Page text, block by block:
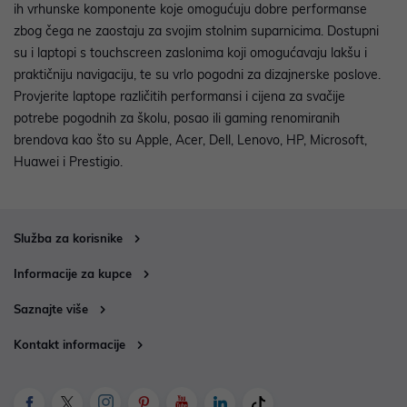
ih vrhunske komponente koje omogućuju dobre performanse
zbog čega ne zaostaju za svojim stolnim suparnicima. Dostupni
su i laptopi s touchscreen zaslonima koji omogućavaju lakšu i
praktičniju navigaciju, te su vrlo pogodni za dizajnerske poslove.
Provjerite laptope različitih performansi i cijena za svačije
potrebe pogodnih za školu, posao ili gaming renomiranih
brendova kao što su Apple, Acer, Dell, Lenovo, HP, Microsoft,
Huawei i Prestigio.
Služba za korisnike
Informacije za kupce
Saznajte više
Kontakt informacije